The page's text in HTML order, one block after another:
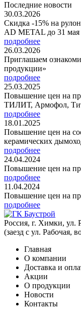
Последние новости
30.03.2026
Скидка -15% на
AD METAL до 31 мая
подробнее
26.03.2026
Приглашаем
продукции»
подробнее
25.03.2025
Повышение цен на
ТИЛИТ, Армофол,
подробнее
18.01.2025
Повышение цен на
керамических
подробнее
24.04.2024
Повышение цен на
подробнее
11.04.2024
Повышение цен на
подробнее
Россия, г. Химки, ул.
(заезд с ул. Рабочая,
Главная
О компании
Доставка и
Акции
О продукции
Новости
Контакты